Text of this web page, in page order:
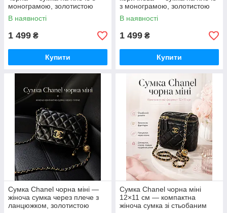
монограмою, золотистою
фурнітурою та ремінцем
В наявності
1 499 ₴
Купити
з монограмою, золотистою
фурнітурою та ремінцем
В наявності
1 499 ₴
Купити
Сумка Chanel чорна міні —
жіноча сумка через плече з
ланцюжком, золотистою
Сумка Chanel чорна міні
12×11 см — компактна
жіноча сумка зі стьобаним